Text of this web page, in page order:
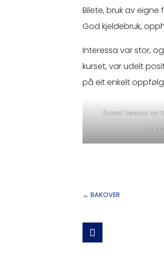
Bilete, bruk av
God kjeldebruk,
Interessa var stor,
kurset, var udelt
på eit enkelt
Kurset bestod av
← BAKOVER